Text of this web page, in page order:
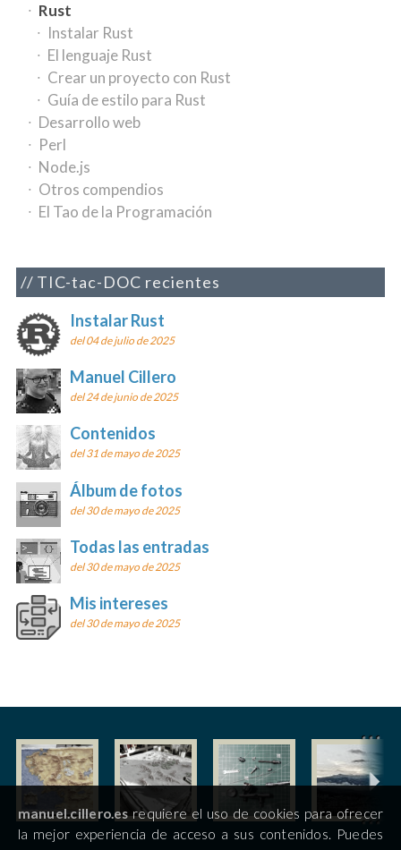
Rust
Instalar Rust
El lenguaje Rust
Crear un proyecto con Rust
Guía de estilo para Rust
Desarrollo web
Perl
Node.js
Otros compendios
El Tao de la Programación
TIC-tac-DOC recientes
Instalar Rust
del 04 de julio de 2025
Manuel Cillero
del 24 de junio de 2025
Contenidos
del 31 de mayo de 2025
Álbum de fotos
del 30 de mayo de 2025
Todas las entradas
del 30 de mayo de 2025
Mis intereses
del 30 de mayo de 2025
manuel.cillero.esrequiere el uso de cookies para ofrecer
la mejor experiencia de acceso a sus contenidos. Puedes